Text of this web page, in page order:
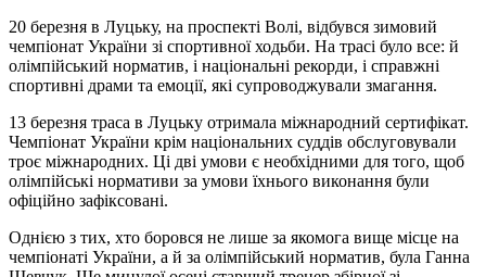
20 березня в Луцьку, на проспекті Волі, відбувся зимовий
чемпіонат України зі спортивної ходьби. На трасі було все: й
олімпійський норматив, і національні рекорди, і справжні
спортивні драми та емоції, які супроводжували змагання.
13 березня траса в Луцьку отримала міжнародний сертифікат.
Чемпіонат України крім національних суддів обслуговували
троє міжнародних. Ці дві умови є необхідними для того, щоб
олімпійські нормативи за умови їхнього виконання були
офіційно зафіксовані.
Однією з тих, хто боровся не лише за якомога вище місце на
чемпіонаті України, а й за олімпійський норматив, була Ганна